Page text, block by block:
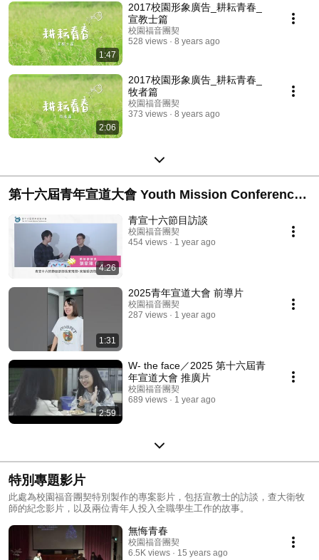
1:47
2017校園形象廣告_耕耘青春_
宣教士篇
校園福音團契
528 views
8 years ago
2:06
2017校園形象廣告_耕耘青春_
牧者篇
校園福音團契
373 views
8 years ago
第十六屆青年宣道大會 Youth Mission Conference
16th
4:26
青宣十六節目訪談
校園福音團契
454 views
1 year ago
1:31
2025青年宣道大會 前導片
校園福音團契
287 views
1 year ago
2:59
W- the face／2025 第十六屆青
年宣道大會 推廣片
校園福音團契
689 views
1 year ago
特別專題影片
此處為校園福音團契特別製作的專案影片，包括宣教士的訪談，查大衛牧
師的紀念影片，以及兩位青年人投入全職學生工作的故事。
無悔青春
校園福音團契
6.5K views
15 years ago